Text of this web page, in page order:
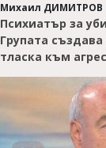
Михаил ДИМИТРОВ
Психиатър за
Групата
тласка към